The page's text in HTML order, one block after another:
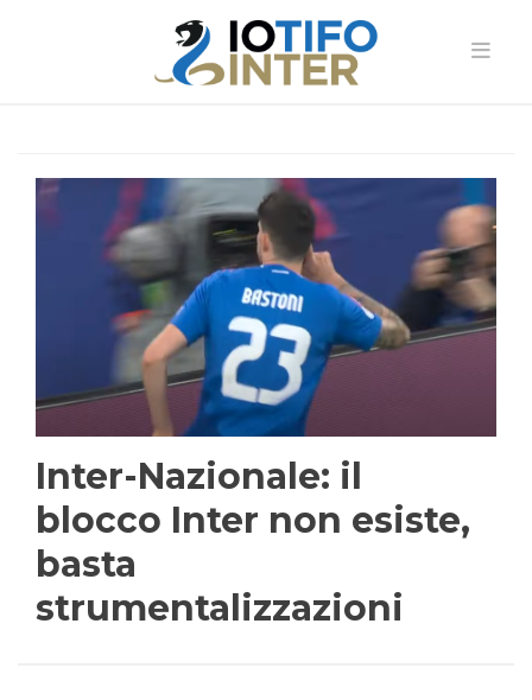
Inter-Nazionale: il
blocco Inter non esiste,
basta
strumentalizzazioni